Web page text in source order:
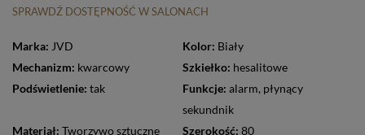
SPRAWDŹ DOSTĘPNOŚĆ W SALONACH
Marka: JVD Kolor: Biały
Mechanizm: kwarcowy Szkiełko: hesalitowe
Podświetlenie: tak Funkcje: alarm,
sekundnik
Materiał: Tworzywo sztuczne Szerokość: 80